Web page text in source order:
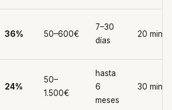
36% 50–600€
7–30
días
20 min
24%
50–
1.500€
hasta
6
meses
30 min